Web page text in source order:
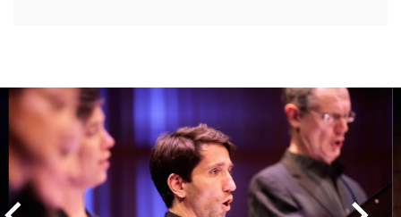
Overslaan